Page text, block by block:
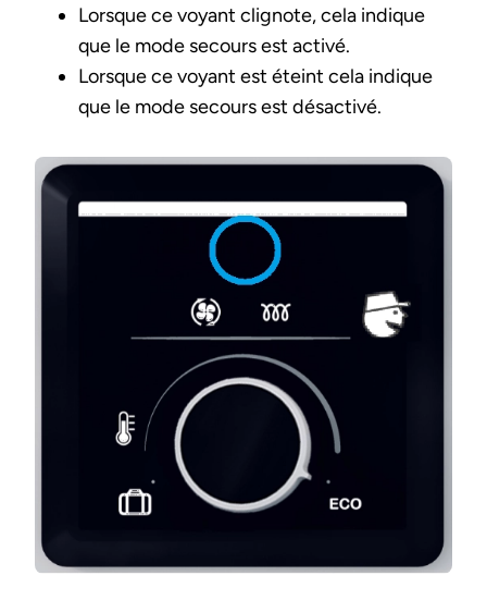
Lorsque ce voyant clignote, cela indique
que le mode secours est activé.
Lorsque ce voyant est éteint cela indique
que le mode secours est désactivé.